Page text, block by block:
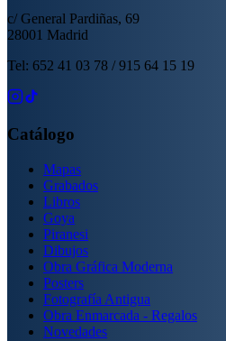
c/ General Pardiñas, 69
28001 Madrid
Tel: 652 41 03 78 / 915 64 15 19
Catálogo
Mapas
Grabados
Libros
Goya
Piranesi
Dibujos
Obra Gráfica Moderna
Posters
Fotografía Antigua
Obra Enmarcada - Regalos
Novedades